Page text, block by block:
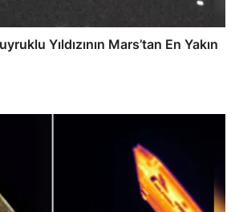
Yıldızının Mars’tan En Yakın